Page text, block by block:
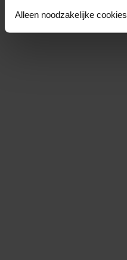
Alleen noodzakelijke cookies